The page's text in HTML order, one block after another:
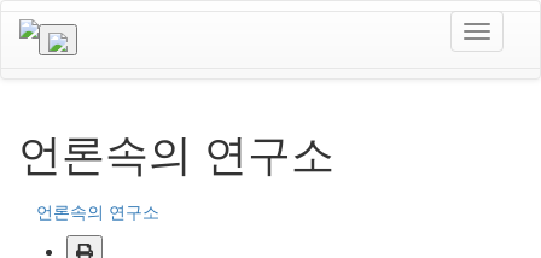
언론속의 연구소
언론속의 연구소